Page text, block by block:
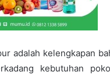
adalah kelengkapan
kebutuhan